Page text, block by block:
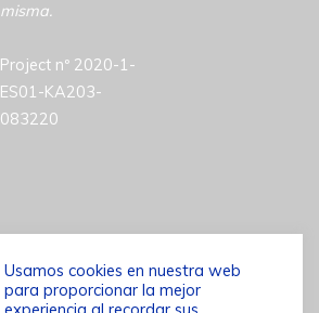
misma.
Project nº 2020-1-
ES01-KA203-
083220
©2026 ACCESSCULT
Usamos cookies en nuestra web
para proporcionar la mejor